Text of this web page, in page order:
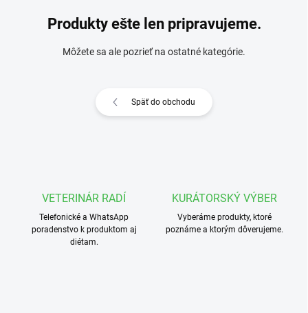
Produkty ešte len pripravujeme.
Môžete sa ale pozrieť na ostatné kategórie.
Späť do obchodu
VETERINÁR RADÍ
Telefonické a WhatsApp
poradenstvo k produktom aj
diétam.
KURÁTORSKÝ VÝBER
Vyberáme produkty, ktoré
poznáme a ktorým dôverujeme.